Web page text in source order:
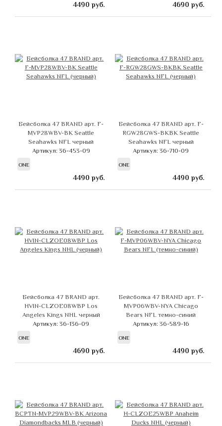
4490 руб. 4690 руб.
Бейсболка 47 BRAND арт. F-
MVP28WBV-BK Seattle
Seahawks NFL черный
Артикул: 36-453-09
ONE
4490 руб.
Бейсболка 47 BRAND арт. F-
RGW28GWS-BKBK Seattle
Seahawks NFL черный
Артикул: 36-710-09
ONE
4490 руб.
Бейсболка 47 BRAND арт.
HVIN-CLZOE08WBP Los
Angeles Kings NHL черный
Артикул: 36-136-09
ONE
4690 руб.
Бейсболка 47 BRAND арт. F-
MVP06WBV-NYA Chicago
Bears NFL темно-синий
Артикул: 36-589-16
ONE
4490 руб.